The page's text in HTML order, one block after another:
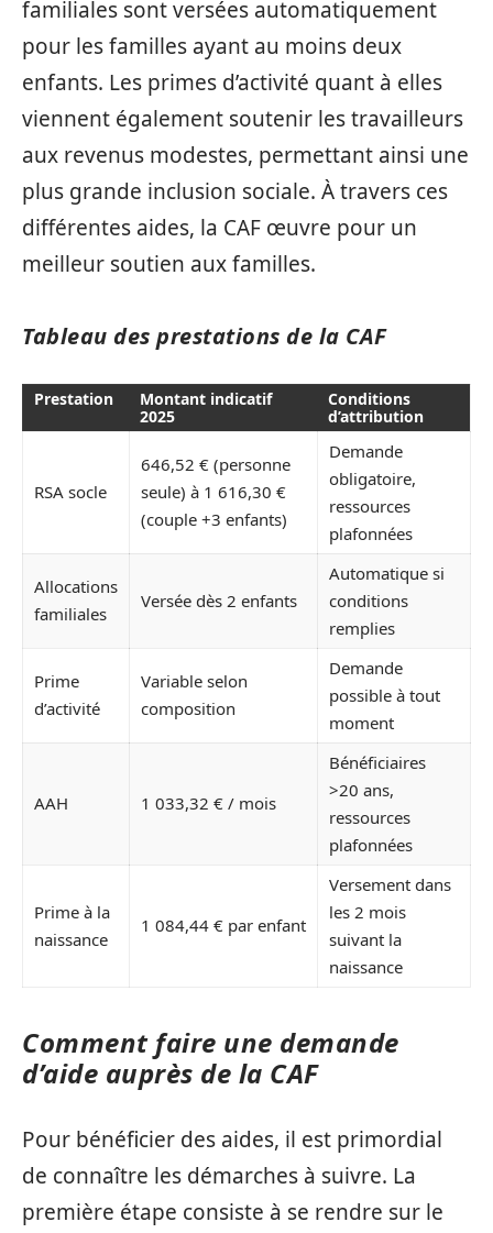
familiales sont versées automatiquement
pour les familles ayant au moins deux
enfants. Les primes d’activité quant à elles
viennent également soutenir les travailleurs
aux revenus modestes, permettant ainsi une
plus grande inclusion sociale. À travers ces
différentes aides, la CAF œuvre pour un
meilleur soutien aux familles.
Tableau des prestations de la CAF
Prestation
Montant indicatif
2025
Conditions
d’attribution
RSA socle
646,52 € (personne
seule) à 1 616,30 €
(couple +3 enfants)
Demande
obligatoire,
ressources
plafonnées
Allocations
familiales
Versée dès 2 enfants
Automatique si
conditions
remplies
Prime
d’activité
Variable selon
composition
Demande
possible à tout
moment
AAH 1 033,32 € / mois
Bénéficiaires
>20 ans,
ressources
plafonnées
Prime à la
naissance
1 084,44 € par enfant
Versement dans
les 2 mois
suivant la
naissance
Comment faire une demande
d’aide auprès de la CAF
Pour bénéficier des aides, il est primordial
de connaître les démarches à suivre. La
première étape consiste à se rendre sur le